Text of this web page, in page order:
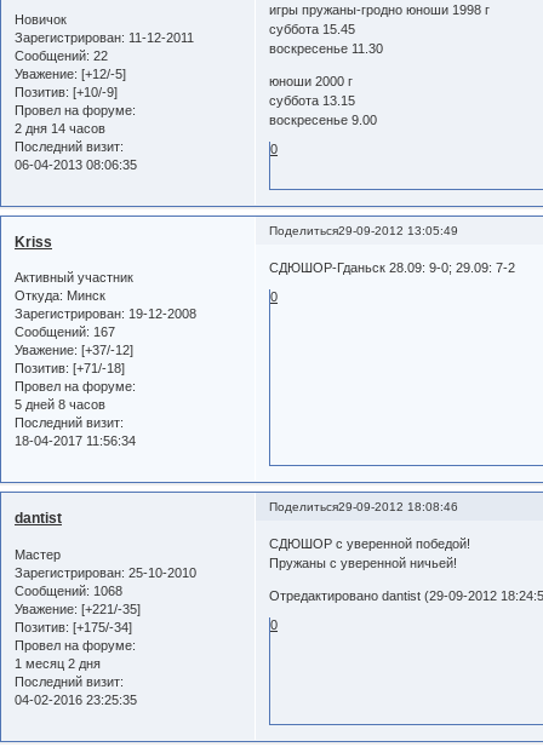
Новичок
Зарегистрирован: 11-12-2011
Сообщений: 22
Уважение: [+12/-5]
Позитив: [+10/-9]
Провел на форуме:
2 дня 14 часов
Последний визит:
06-04-2013 08:06:35
игры пружаны-гродно юноши 1998 г
суббота 15.45
воскресенье 11.30
юноши 2000 г
суббота 13.15
воскресенье 9.00
0
Поделиться29-09-2012 13:05:49
Kriss
Активный участник
Откуда: Минск
Зарегистрирован: 19-12-2008
Сообщений: 167
Уважение: [+37/-12]
Позитив: [+71/-18]
Провел на форуме:
5 дней 8 часов
Последний визит:
18-04-2017 11:56:34
СДЮШОР-Гданьск 28.09: 9-0; 29.09: 7-2
0
Поделиться29-09-2012 18:08:46
dantist
Мастер
Зарегистрирован: 25-10-2010
Сообщений: 1068
Уважение: [+221/-35]
Позитив: [+175/-34]
Провел на форуме:
1 месяц 2 дня
Последний визит:
04-02-2016 23:25:35
CДЮШОР с уверенной победой!
Пружаны с уверенной ничьей!
Отредактировано dantist (29-09-2012
0